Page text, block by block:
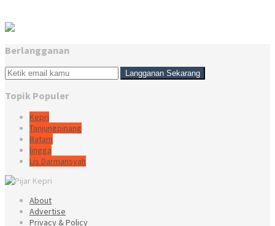
Berlangganan
Topik Populer
Kepri
Tanjungpinang
Batam
lingga
Lis Darmansyah
About
Advertise
Privacy & Policy